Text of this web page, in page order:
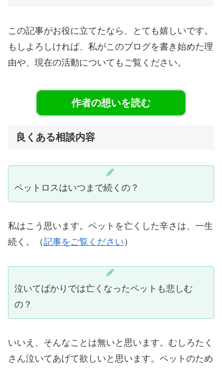
この記事がお役に立てたなら、とても嬉しいです。
もしよろしければ、私がこのブログを書き始めた理
由や、現在の活動についてもご覧ください。
作者の想いを読む
良くある相談内容
ペットロスはいつまで続くの？
私はこう思います。ペットを亡くした辛さは、一生
続く。（記事をご覧ください ）
泣いてばかりでは亡くなったペットも悲しむ
の？
いいえ、そんなことは無いと思います。むしろたく
さん泣いてあげて欲しいと思います。ペットのため